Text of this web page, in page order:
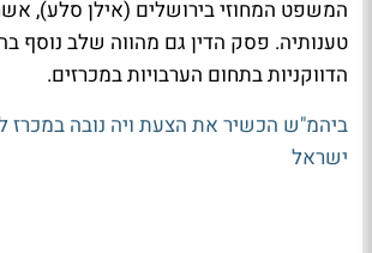
המשפט המחוזי בירושלים (אילן סלע),
טענותיה. פסק הדין גם מהווה שלב נוסף
הדווקניות בתחום הערבויות במכרזים.
ביהמ"ש הכשיר את הצעת ויה נובה במכרז
ישראל